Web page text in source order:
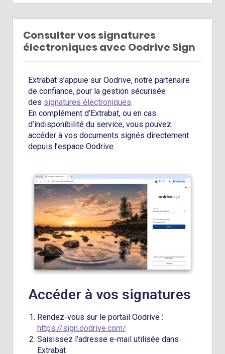
Consulter vos signatures
électroniques avec Oodrive Sign
Extrabat s’appuie sur Oodrive, notre partenaire
de confiance, pour la gestion sécurisée
des signatures électroniques.
En complément d’Extrabat, ou en cas
d’indisponibilité du service, vous pouvez
accéder à vos documents signés directement
depuis l’espace Oodrive.
Accéder à vos signatures
Rendez-vous sur le portail Oodrive :
https://sign.oodrive.com/
Saisissez l’adresse e-mail utilisée dans
Extrabat